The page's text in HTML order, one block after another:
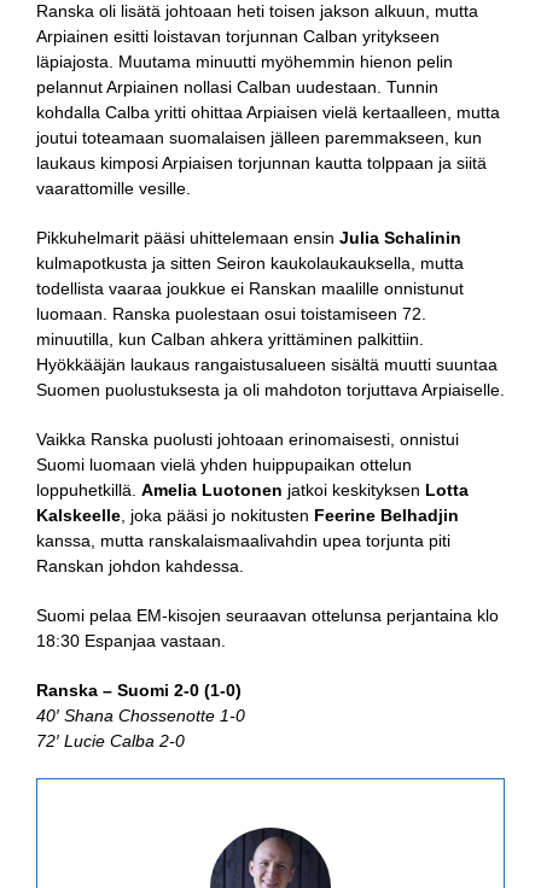
Ranska oli lisätä johtoaan heti toisen jakson alkuun, mutta
Arpiainen esitti loistavan torjunnan Calban yritykseen
läpiajosta. Muutama minuutti myöhemmin hienon pelin
pelannut Arpiainen nollasi Calban uudestaan. Tunnin
kohdalla Calba yritti ohittaa Arpiaisen vielä kertaalleen, mutta
joutui toteamaan suomalaisen jälleen paremmakseen, kun
laukaus kimposi Arpiaisen torjunnan kautta tolppaan ja siitä
vaarattomille vesille.
Pikkuhelmarit pääsi uhittelemaan ensin Julia Schalinin
kulmapotkusta ja sitten Seiron kaukolaukauksella, mutta
todellista vaaraa joukkue ei Ranskan maalille onnistunut
luomaan. Ranska puolestaan osui toistamiseen 72.
minuutilla, kun Calban ahkera yrittäminen palkittiin.
Hyökkääjän laukaus rangaistusalueen sisältä muutti suuntaa
Suomen puolustuksesta ja oli mahdoton torjuttava Arpiaiselle.
Vaikka Ranska puolusti johtoaan erinomaisesti, onnistui
Suomi luomaan vielä yhden huippupaikan ottelun
loppuhetkillä. Amelia Luotonen jatkoi keskityksen Lotta
Kalskeelle , joka pääsi jo nokitusten Feerine Belhadjin
kanssa, mutta ranskalaismaalivahdin upea torjunta piti
Ranskan johdon kahdessa.
Suomi pelaa EM-kisojen seuraavan ottelunsa perjantaina klo
18:30 Espanjaa vastaan.
Ranska – Suomi 2-0 (1-0)
40′ Shana Chossenotte 1-0
72′ Lucie Calba 2-0